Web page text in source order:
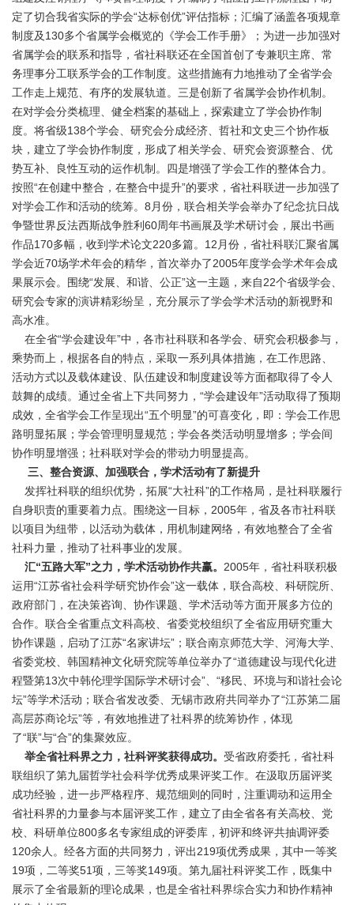
定了切合我省实际的学会“达标创优”评估指标；汇编了涵盖各项规章
制度及130多个省属学会概览的《学会工作手册》；为进一步加强对
省属学会的联系和指导，省社科联还在全国首创了专兼职主席、常
务理事分工联系学会的工作制度。这些措施有力地推动了全省学会
工作走上规范、有序的发展轨道。三是创新了省属学会协作机制。
在对学会分类梳理、健全档案的基础上，探索建立了学会协作制
度。将省级138个学会、研究会分成经济、哲社和文史三个协作板
块，建立了学会协作制度，形成了相关学会、研究会资源整合、优
势互补、良性互动的运作机制。四是增强了学会工作的整体合力。
按照“在创建中整合，在整合中提升”的要求，省社科联进一步加强了
对学会工作和活动的统筹。8月份，联合相关学会举办了纪念抗日战
争暨世界反法西斯战争胜利60周年书画展及学术研讨会，展出书画
作品170多幅，收到学术论文220多篇。12月份，省社科联汇聚省属
学会近70场学术年会的精华，首次举办了2005年度学会学术年会成
果展示会。围绕“发展、和谐、公正”这一主题，来自22个省级学会、
研究会专家的演讲精彩纷呈，充分展示了学会学术活动的新视野和
高水准。
在全省“学会建设年”中，各市社科联和各学会、研究会积极参与，
乘势而上，根据各自的特点，采取一系列具体措施，在工作思路、
活动方式以及载体建设、队伍建设和制度建设等方面都取得了令人
鼓舞的成绩。通过全省上下共同努力，“学会建设年”活动取得了预期
成效，全省学会工作呈现出“五个明显”的可喜变化，即：学会工作思
路明显拓展；学会管理明显规范；学会各类活动明显增多；学会间
协作明显增强；社科联对学会的带动力明显提高。
三、整合资源、加强联合，学术活动有了新提升
发挥社科联的组织优势，拓展“大社科”的工作格局，是社科联履行
自身职责的重要着力点。围绕这一目标，2005年，省及各市社科联
以项目为纽带，以活动为载体，用机制建网络，有效地整合了全省
社科力量，推动了社科事业的发展。
汇“五路大军”之力，学术活动协作共赢。 2005年，省社科联积极
运用“江苏省社会科学研究协作会”这一载体，联合高校、科研院所、
政府部门，在决策咨询、协作课题、学术活动等方面开展多方位的
合作。联合全省重点文科高校、省委党校组织了全省应用研究重大
协作课题，启动了江苏“名家讲坛”；联合南京师范大学、河海大学、
省委党校、韩国精神文化研究院等单位举办了“道德建设与现代化进
程暨第13次中韩伦理学国际学术研讨会”、“移民、环境与和谐社会论
坛”等学术活动；联合省发改委、无锡市政府共同举办了“江苏第二届
高层苏商论坛”等，有效地推进了社科界的统筹协作，体现
了“联”与“合”的集聚效应。
举全省社科界之力，社科评奖获得成功。 受省政府委托，省社科
联组织了第九届哲学社会科学优秀成果评奖工作。在汲取历届评奖
成功经验，进一步严格程序、规范细则的同时，注重调动和运用全
省社科界的力量参与本届评奖工作，建立了由全省各有关高校、党
校、科研单位800多名专家组成的评委库，初评和终评共抽调评委
120余人。经各方面的共同努力，评出219项优秀成果，其中一等奖
19项，二等奖51项，三等奖149项。第九届社科评奖工作，既集中
展示了全省最新的理论成果，也是全省社科界综合实力和协作精神